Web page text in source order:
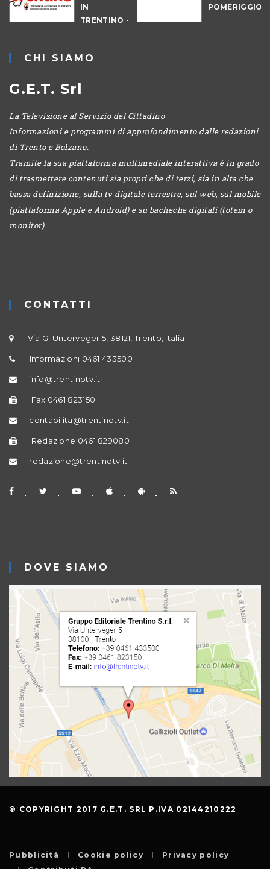
IN
TRENTINO -
POMERIGGIO
CHI SIAMO
G.E.T. Srl
La Televisione al Servizio del Cittadino
Informazioni e programmi di approfondimento dalle redazioni
di Trento e Bolzano.
Tramite la sua piattaforma multimediale interattiva è in grado
di trasmettere contenuti sia propri che di terzi, sia in alta che
bassa definizione, sulla tv digitale terrestre, sul web, sul mobile
(piattaforma Apple e Android) e su bacheche digitali (totem o
monitor).
CONTATTI
Via G. Unterveger 5, 38121, Trento, Italia
Informazioni 0461 433500
info@trentinotv.it
Fax 0461 823150
contabilita@trentinotv.it
Redazione 0461 829080
redazione@trentinotv.it
DOVE SIAMO
© COPYRIGHT 2017 G.E.T. SRL P.IVA 02144210222
Pubblicità Cookie policy
Privacy policy